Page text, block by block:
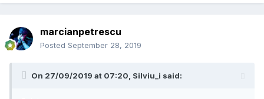
marcianpetrescu
Posted September 28, 2019
On 27/09/2019 at 07:20, Silviu_i said: